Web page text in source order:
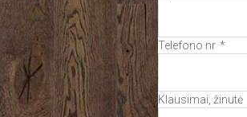
Telefono nr
Klausimai, žinutė